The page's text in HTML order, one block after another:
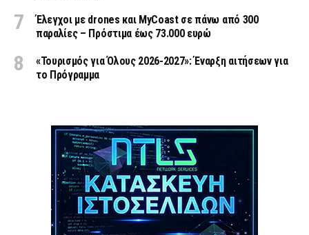
Έλεγχοι με drones και MyCoast σε πάνω από 300
παραλίες – Πρόστιμα έως 73.000 ευρώ
«Τουρισμός για Όλους 2026-2027»: Έναρξη αιτήσεων για
το Πρόγραμμα